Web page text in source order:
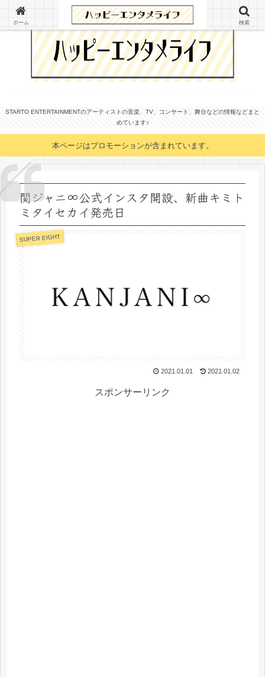
STARTO ENTERTAINMENTのアーティストの音楽、TV、コンサート、舞台などの情報などまと
めています♪
本ページはプロモーションが含まれています。
関ジャニ∞公式インスタ開設、新曲キミト
ミタイセカイ発売日
SUPER EIGHT
2021.01.01 2021.01.02
スポンサーリンク
ホーム 検索